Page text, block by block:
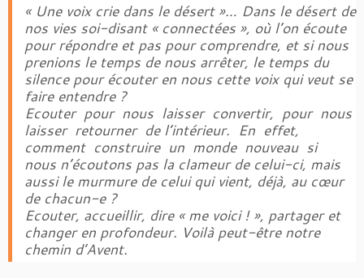
« Une voix crie dans le désert »… Dans le désert de
nos vies soi-disant « connectées », où l’on écoute
pour répondre et pas pour comprendre, et si nous
prenions le temps de nous arrêter, le temps du
silence pour écouter en nous cette voix qui veut se
faire entendre ?
Ecouter pour nous laisser convertir, pour nous
laisser retourner de l’intérieur. En effet,
comment construire un monde nouveau si
nous n’écoutons pas la clameur de celui-ci, mais
aussi le murmure de celui qui vient, déjà, au cœur
de chacun-e ?
Ecouter, accueillir, dire « me voici ! », partager et
changer en profondeur. Voilà peut-être notre
chemin d’Avent.